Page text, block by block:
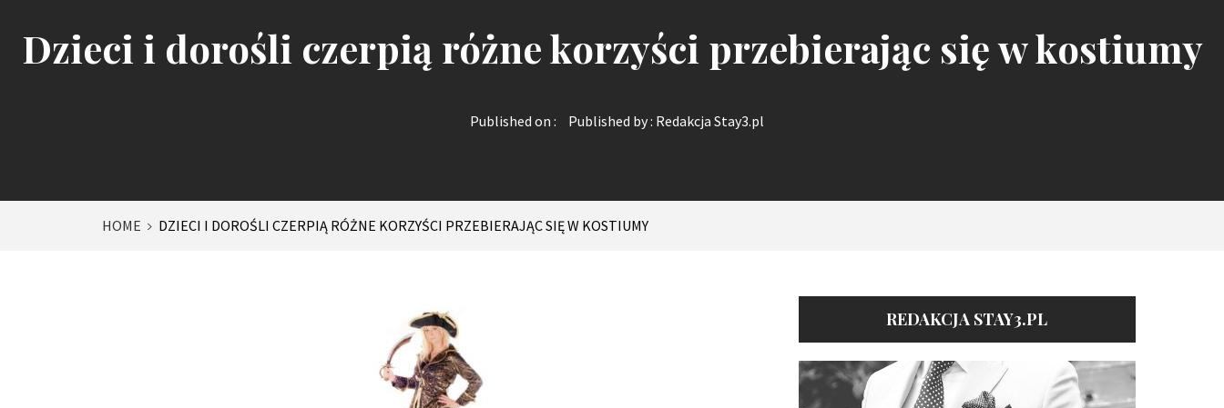
Dzieci i dorośli czerpią różne korzyści przebierając się w kostiumy
Published on : Published by : Redakcja Stay3.pl
HOME DZIECI I DOROŚLI CZERPIĄ RÓŻNE KORZYŚCI PRZEBIERAJĄC SIĘ W KOSTIUMY
REDAKCJA STAY3.PL